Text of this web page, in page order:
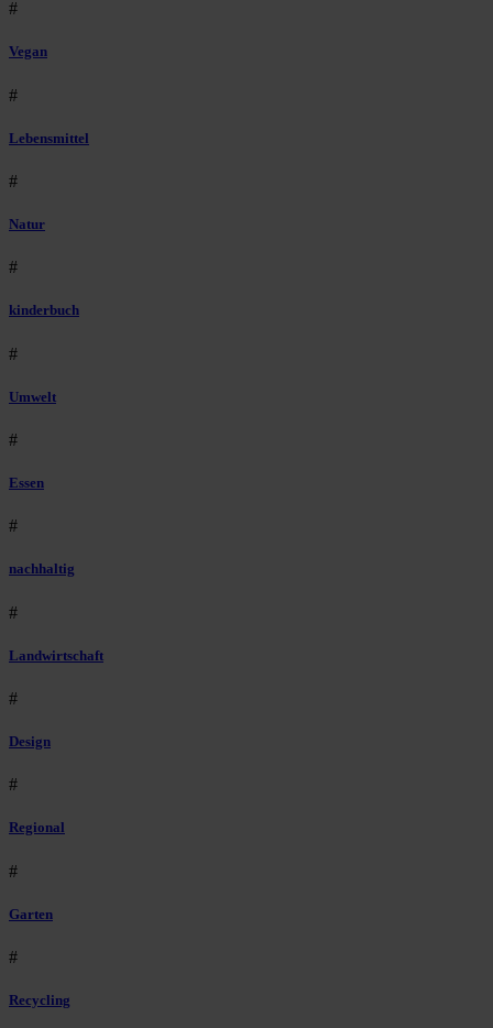
#
Vegan
#
Lebensmittel
#
Natur
#
kinderbuch
#
Umwelt
#
Essen
#
nachhaltig
#
Landwirtschaft
#
Design
#
Regional
#
Garten
#
Recycling